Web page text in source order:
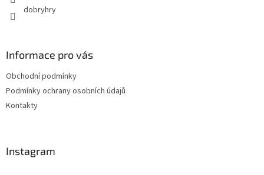
dobryhry
Informace pro vás
Obchodní podmínky
Podmínky ochrany osobních údajů
Kontakty
Instagram